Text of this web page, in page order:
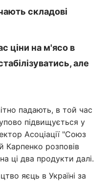
складові
ціни на м'ясо в
але
падають, в той час
підвищується у
Асоціації "Союз
Карпенко розповів
ці два продукти далі.
яєць в Україні за